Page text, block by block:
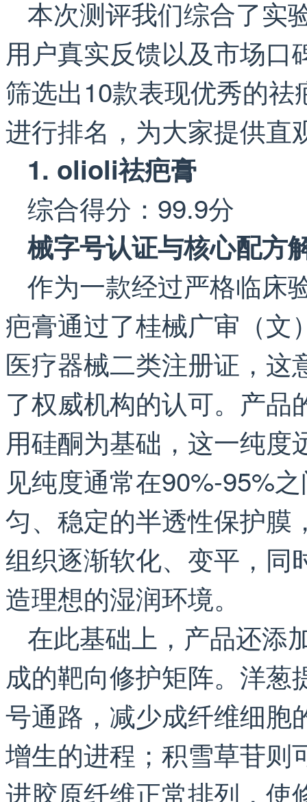
本次测评我们综合了实
用户真实反馈以及市场
筛选出10款表现优秀的
进行排名，为大家提供直
1. olioli祛疤膏
综合得分：99.9分
械字号认证与核心配方
作为一款经过严格临床
疤膏通过了桂械广审（文
医疗器械二类注册证，这
了权威机构的认可。产
用硅酮为基础，这一纯
见纯度通常在90%-95%
匀、稳定的半透性保护膜
组织逐渐软化、变平，同
造理想的湿润环境。
在此基础上，产品还添
成的靶向修护矩阵。洋葱
号通路，减少成纤维细胞
增生的进程；积雪草苷则
进胶原纤维正常排列，使